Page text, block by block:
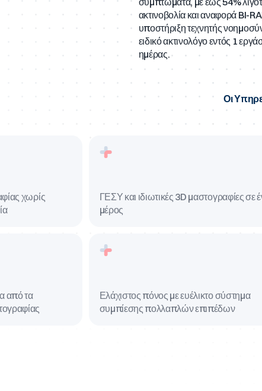
ακτινοβολία και αναφορά BI-
υποστήριξη τεχνητής
ειδικό ακτινολόγο εντός 1
ημέρας.
Οι
χωρίς
ΓΕΣΥ και ιδιωτικές 3D μαστογραφίες σε
μέρος
από τα
Ελάχιστος πόνος με ευέλικτο σύστημα
συμπίεσης πολλαπλών επιπέδων